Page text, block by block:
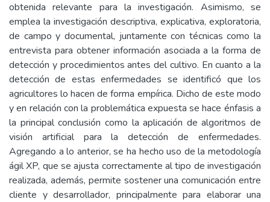
obtenida relevante para la investigación. Asimismo, se
emplea la investigación descriptiva, explicativa, exploratoria,
de campo y documental, juntamente con técnicas como la
entrevista para obtener información asociada a la forma de
detección y procedimientos antes del cultivo. En cuanto a la
detección de estas enfermedades se identificó que los
agricultores lo hacen de forma empírica. Dicho de este modo
y en relación con la problemática expuesta se hace énfasis a
la principal conclusión como la aplicación de algoritmos de
visión artificial para la detección de enfermedades.
Agregando a lo anterior, se ha hecho uso de la metodología
ágil XP, que se ajusta correctamente al tipo de investigación
realizada, además, permite sostener una comunicación entre
cliente y desarrollador, principalmente para elaborar una